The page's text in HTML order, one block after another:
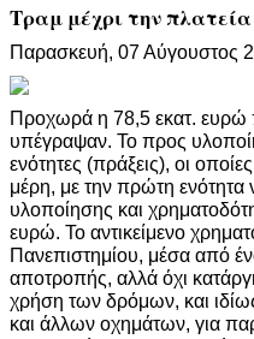
Τραμ μέχρι την
Παρασκευή, 07 Αύγουστος
Προχωρά η 78,5 εκατ. ευρώ
υπέγραψαν. Το προς
ενότητες (πράξεις), οι
μέρη, με την πρώτη ενότητα
υλοποίησης και
ευρώ. Το αντικείμενο
Πανεπιστημίου, μέσα από
αποτροπής, αλλά όχι
χρήση των δρόμων, και
και άλλων οχημάτων, για